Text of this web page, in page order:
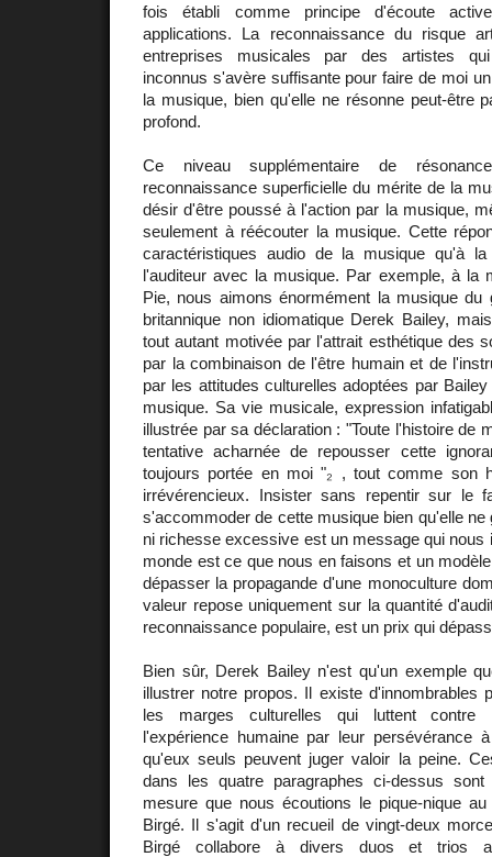
fois établi comme principe d'écoute
applications. La reconnaissance du risque
entreprises musicales par des artistes
inconnus s'avère suffisante pour faire de moi
la musique, bien qu'elle ne résonne peut-être
profond.
Ce niveau supplémentaire de
reconnaissance superficielle du mérite de la
désir d'être poussé à l'action par la musique,
seulement à réécouter la musique. Cette
caractéristiques audio de la musique qu'à
l'auditeur avec la musique. Par exemple, à la
Pie, nous aimons énormément la musique du
britannique non idiomatique Derek Bailey,
tout autant motivée par l'attrait esthétique des
par la combinaison de l'être humain et de
par les attitudes culturelles adoptées par
musique. Sa vie musicale, expression
illustrée par sa déclaration : "Toute l'histoire de
tentative acharnée de repousser cette
toujours portée en moi "₂ , tout comme son
irrévérencieux. Insister sans repentir sur le
s'accommoder de cette musique bien qu'elle
ni richesse excessive est un message qui nous
monde est ce que nous en faisons et un
dépasser la propagande d'une monoculture
valeur repose uniquement sur la quantité
reconnaissance populaire, est un prix qui
Bien sûr, Derek Bailey n'est qu'un exemple
illustrer notre propos. Il existe d'innombrables
les marges culturelles qui luttent contre
l'expérience humaine par leur persévérance
qu'eux seuls peuvent juger valoir la peine.
dans les quatre paragraphes ci-dessus
mesure que nous écoutions le pique-nique
Birgé. Il s'agit d'un recueil de vingt-deux
Birgé collabore à divers duos et trios